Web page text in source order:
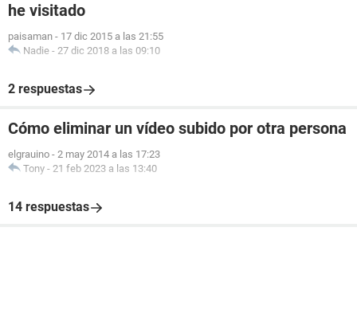
he visitado
paisaman - 17 dic 2015 a las 21:55
Nadie - 27 dic 2018 a las 09:10
2 respuestas
Cómo eliminar un vídeo subido por otra persona
elgrauino - 2 may 2014 a las 17:23
Tony - 21 feb 2023 a las 13:40
14 respuestas